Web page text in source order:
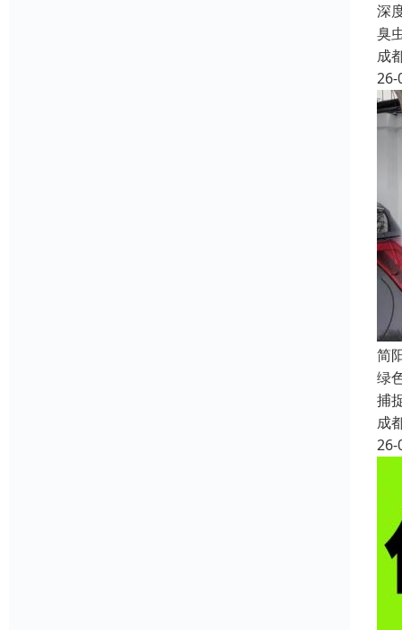
深
臭
成
26-
简
绿
捕
成
26-